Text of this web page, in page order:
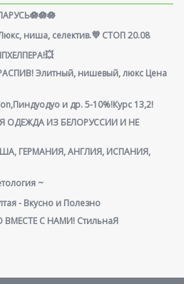
ниша, селектив.💜 СТОП 20.08
Элитный, нишевый, люкс Цена
и др. 5-10%!Курс 13,2!
ОДЕЖДА ИЗ БЕЛОРУССИИ И НЕ
ГЕРМАНИЯ, АНГЛИЯ, ИСПАНИЯ,
~
- Вкусно и Полезно
С НАМИ! СтильнаЯ